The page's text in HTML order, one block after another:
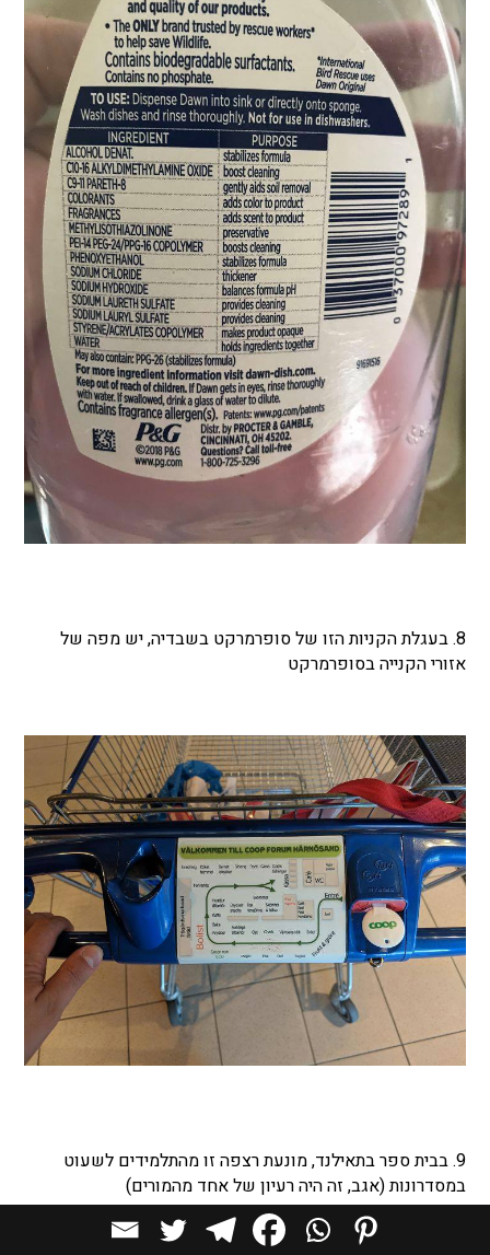
8. בעגלת הקניות הזו של סופרמרקט בשבדיה, יש מפה של
אזורי הקנייה בסופרמרקט
9. בבית ספר בתאילנד, מונעת רצפה זו מהתלמידים לשעוט
במסדרונות (אגב, זה היה רעיון של אחד מהמורים)